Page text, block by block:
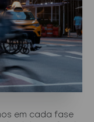
em cada fase